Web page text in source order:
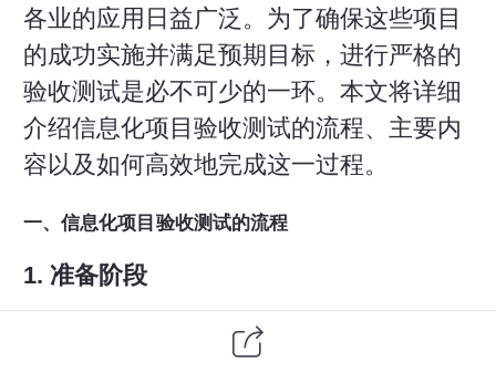
各业的应用日益广泛。为了确保这些项目
的成功实施并满足预期目标，进行严格的
验收测试是必不可少的一环。本文将详细
介绍信息化项目验收测试的流程、主要内
容以及如何高效地完成这一过程。
一、信息化项目验收测试的流程
1. 准备阶段
：由项目经理、技术专